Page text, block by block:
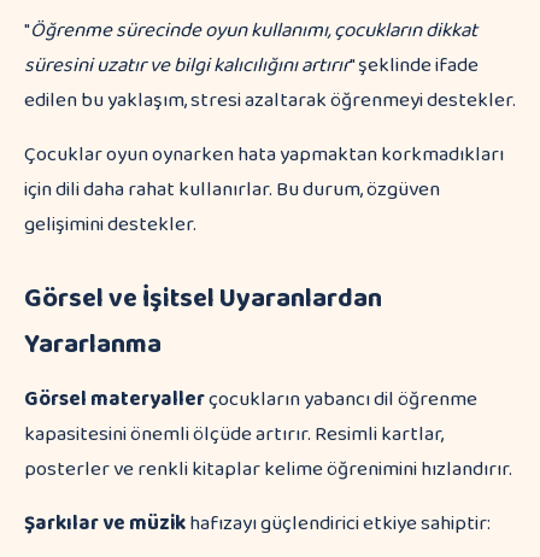
"Öğrenme sürecinde oyun kullanımı, çocukların dikkat
süresini uzatır ve bilgi kalıcılığını artırır" şeklinde ifade
edilen bu yaklaşım, stresi azaltarak öğrenmeyi destekler.
Çocuklar oyun oynarken hata yapmaktan korkmadıkları
için dili daha rahat kullanırlar. Bu durum, özgüven
gelişimini destekler.
Görsel ve İşitsel Uyaranlardan
Yararlanma
Görsel materyallerçocukların yabancı dil öğrenme
kapasitesini önemli ölçüde artırır. Resimli kartlar,
posterler ve renkli kitaplar kelime öğrenimini hızlandırır.
Şarkılar ve müzikhafızayı güçlendirici etkiye sahiptir: